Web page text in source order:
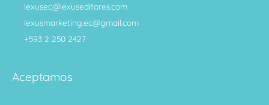
lexusec@lexuseditores.com
lexusmarketing.ec@gmail.com
+593 2 250 2427
Aceptamos